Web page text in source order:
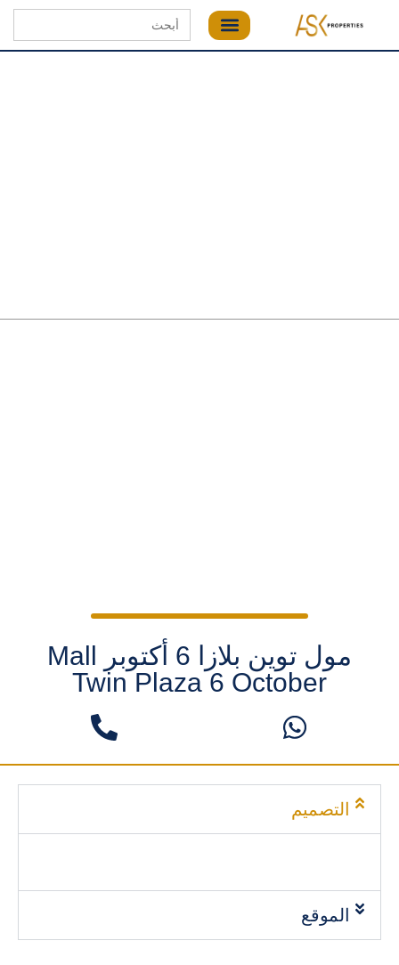
Search
for:
مول توين بلازا 6 أكتوبر Mall
Twin Plaza 6 October
التصميم
الموقع